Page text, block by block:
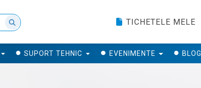
TICHETELE MELE
SUPORT TEHNIC EVENIMENTE BLOG